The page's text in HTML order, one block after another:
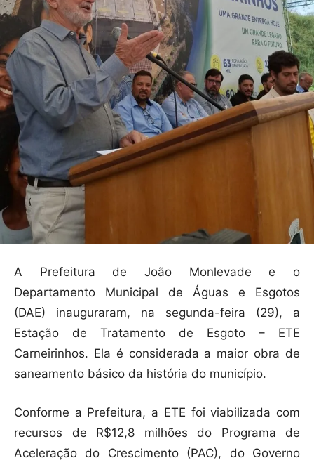
A Prefeitura de João Monlevade e o
Departamento Municipal de Águas e Esgotos
(DAE) inauguraram, na segunda-feira (29), a
Estação de Tratamento de Esgoto – ETE
Carneirinhos. Ela é considerada a maior obra de
saneamento básico da história do município.
Conforme a Prefeitura, a ETE foi viabilizada com
recursos de R$12,8 milhões do Programa de
Aceleração do Crescimento (PAC), do Governo